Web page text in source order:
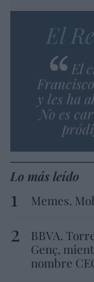
El
El
y les ha
No es
Lo más leído
Memes.
BBVA.
Genç,
nombre